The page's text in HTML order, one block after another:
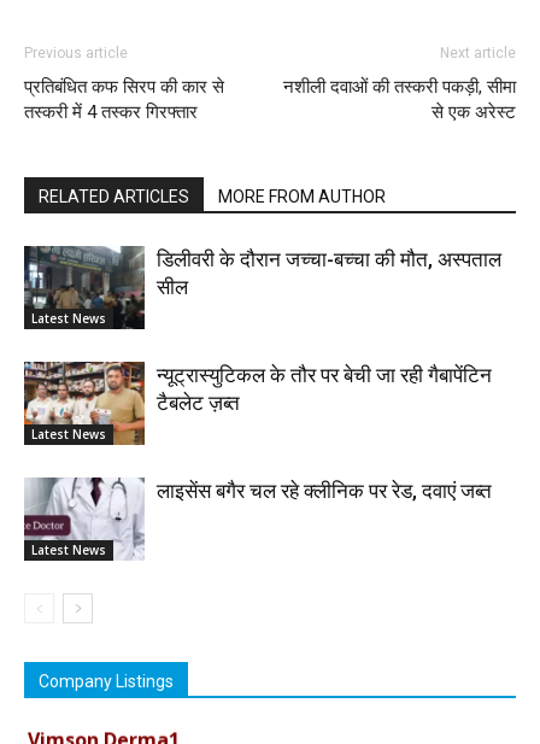
Previous article
प्रतिबंधित कफ सिरप की कार से
तस्करी में 4 तस्कर गिरफ्तार
Next article
नशीली दवाओं की तस्करी पकड़ी, सीमा
से एक अरेस्ट
RELATED ARTICLES MORE FROM AUTHOR
Latest News
डिलीवरी के दौरान जच्चा-बच्चा की मौत, अस्पताल
सील
Latest News
न्यूट्रास्युटिकल के तौर पर बेची जा रही गैबापेंटिन
टैबलेट ज़ब्त
Latest News
लाइसेंस बगैर चल रहे क्लीनिक पर रेड, दवाएं जब्त
Company Listings
Vimson Derma1